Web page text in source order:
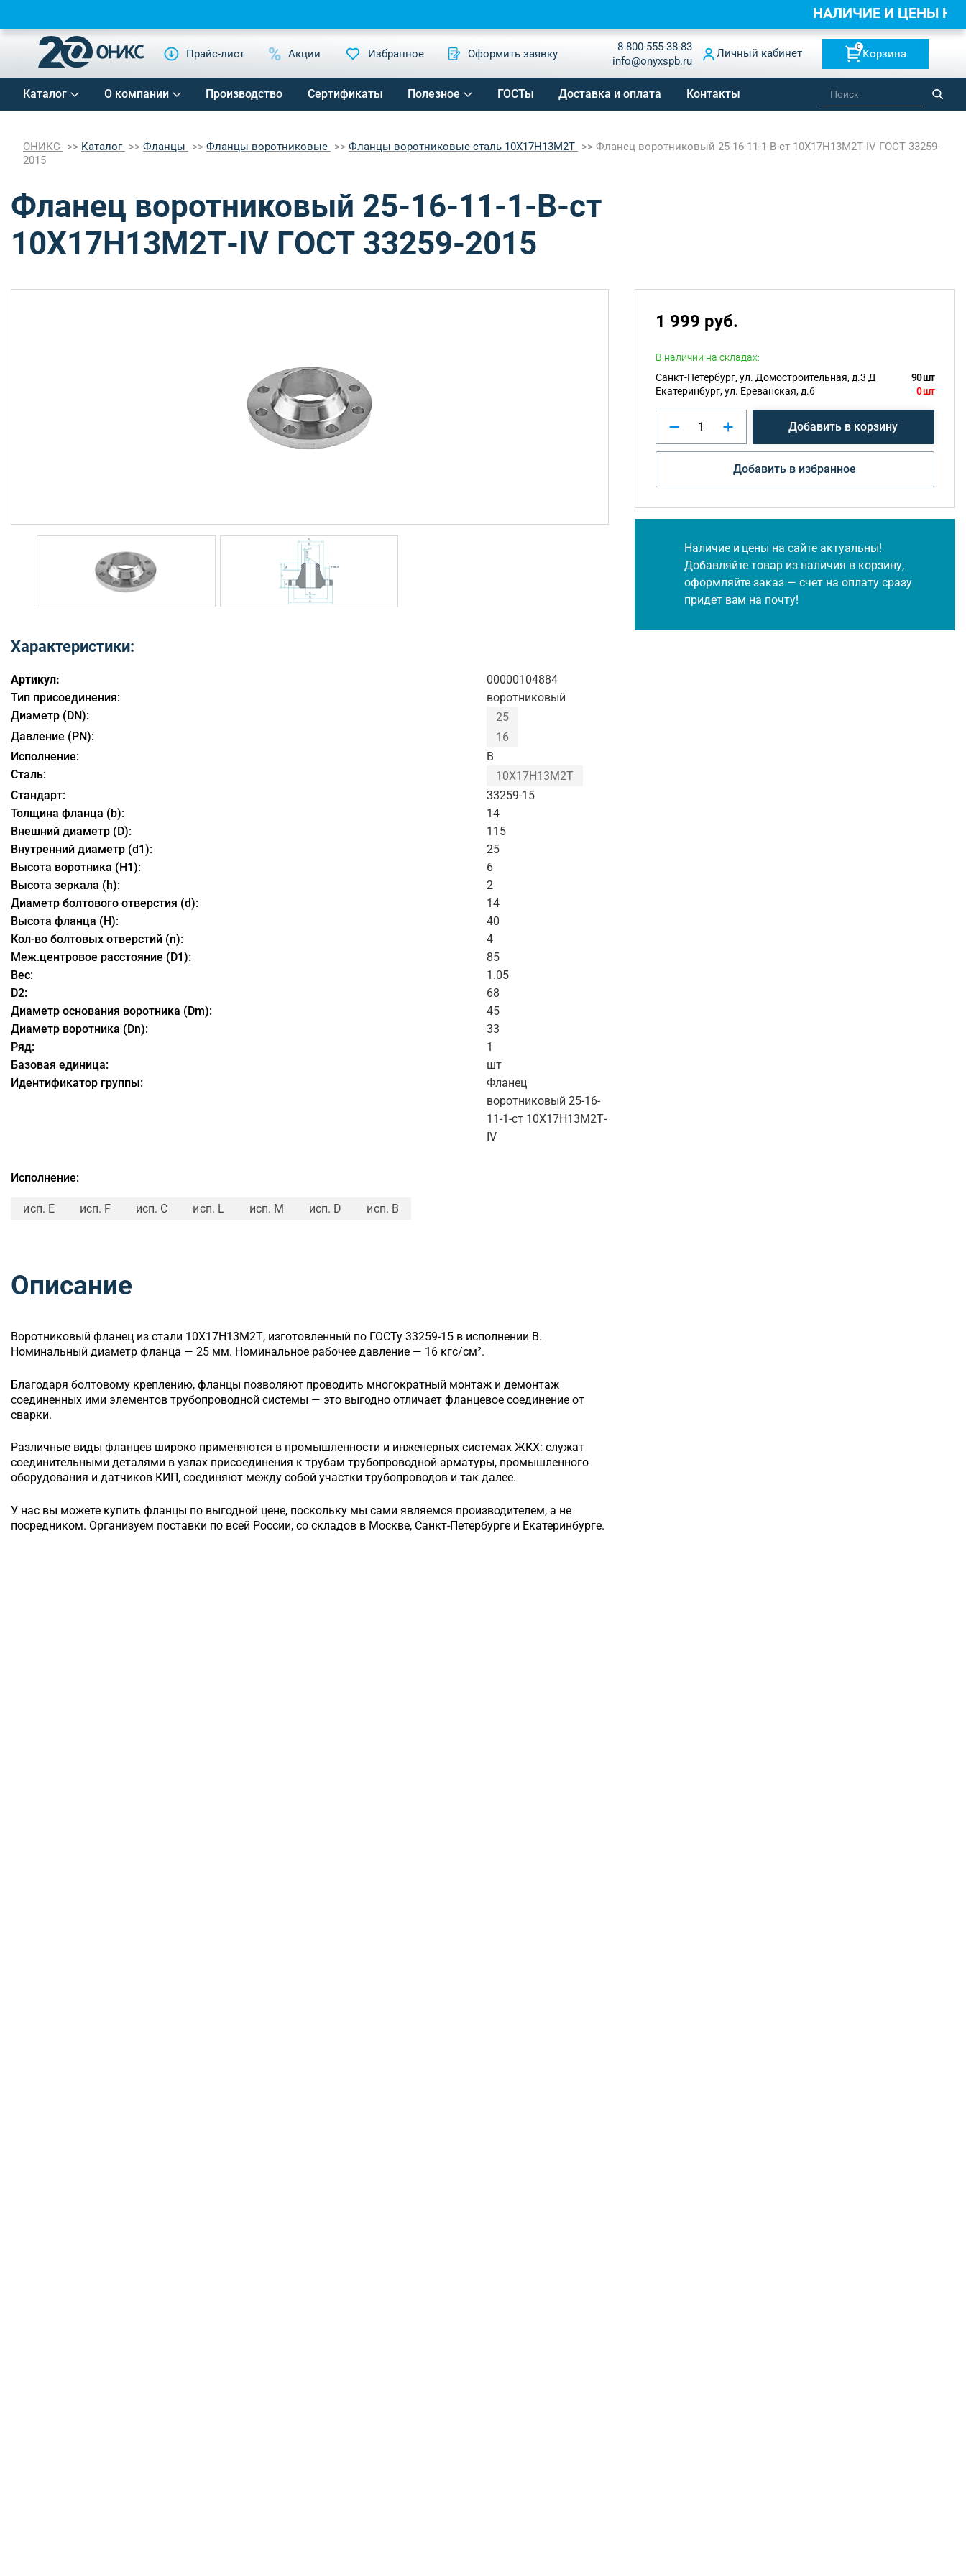
Прайс-лист Акции Избранное Оформить заявку
8-800-555-38-83
info@onyxspb.ru
Личный кабинет
0
Корзина
Каталог О компании Производство Сертификаты Полезное ГОСТы Доставка и оплата Контакты
ОНИКС Каталог Фланцы Фланцы воротниковые Фланцы воротниковые сталь 10Х17Н13М2Т
Фланец воротниковый 25-16-11-1-B-ст 10Х17Н13М2Т-IV ГОСТ 33259-
2015
Фланец воротниковый 25-16-11-1-B-ст
10Х17Н13М2Т-IV ГОСТ 33259-2015
Характеристики:
Артикул:
00000104884
Тип присоединения:
воротниковый
Диаметр (DN):
25
Давление (PN):
16
Исполнение:
B
Сталь:
10Х17Н13М2Т
Стандарт:
33259-15
Толщина фланца (b):
14
Внешний диаметр (D):
115
Внутренний диаметр (d1):
25
Высота воротника (H1):
6
Высота зеркала (h):
2
Диаметр болтового отверстия (d):
14
Высота фланца (H):
40
Кол-во болтовых отверстий (n):
4
Меж.центровое расстояние (D1):
85
Вес:
1.05
D2:
68
Диаметр основания воротника (Dm):
45
Диаметр воротника (Dn):
33
Ряд:
1
Базовая единица:
шт
Идентификатор группы:
Фланец
воротниковый 25-16-
11-1-ст 10Х17Н13М2Т-
IV
Исполнение:
исп. E исп. F исп. C исп. L исп. M исп. D исп. B
Описание
Воротниковый фланец из стали 10Х17Н13М2Т, изготовленный по ГОСТу 33259-15 в исполнении B.
Номинальный диаметр фланца — 25 мм. Номинальное рабочее давление — 16 кгс/см².
Благодаря болтовому креплению, фланцы позволяют проводить многократный монтаж и демонтаж
соединенных ими элементов трубопроводной системы — это выгодно отличает фланцевое соединение от
сварки.
Различные виды фланцев широко применяются в промышленности и инженерных системах ЖКХ: служат
соединительными деталями в узлах присоединения к трубам трубопроводной арматуры, промышленного
оборудования и датчиков КИП, соединяют между собой участки трубопроводов и так далее.
У нас вы можете купить фланцы по выгодной цене, поскольку мы сами являемся производителем, а не
посредником. Организуем поставки по всей России, со складов в Москве, Санкт-Петербурге и Екатеринбурге.
1 999 руб.
В наличии на складах:
Санкт-Петербург, ул. Домостроительная, д.3 Д
90 шт
Екатеринбург, ул. Ереванская, д.6
0 шт
Добавить в корзину
Добавить в избранное
Наличие и цены на сайте актуальны!
Добавляйте товар из наличия в корзину,
оформляйте заказ — счет на оплату сразу
придет вам на почту!
НАЛИЧИЕ И ЦЕНЫ